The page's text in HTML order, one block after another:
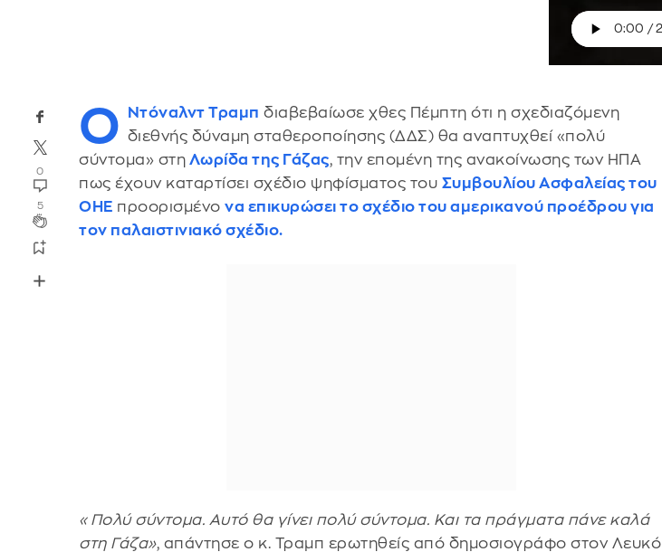
0
5
Ο Ντόναλντ Τραμπ διαβεβαίωσε χθες Πέμπτη ότι η σχεδιαζόμενη
διεθνής δύναμη σταθεροποίησης (ΔΔΣ) θα αναπτυχθεί «πολύ
σύντομα» στη Λωρίδα της Γάζας, την επομένη της ανακοίνωσης των ΗΠΑ
πως έχουν καταρτίσει σχέδιο ψηφίσματος του Συμβουλίου Ασφαλείας του
ΟΗΕ προορισμένονα επικυρώσει το σχέδιο του αμερικανού προέδρου για
τον παλαιστινιακό σχέδιο.
«Πολύ σύντομα. Αυτό θα γίνει πολύ σύντομα. Και τα πράγματα πάνε καλά
στη Γάζα», απάντησε ο κ. Τραμπ ερωτηθείς από δημοσιογράφο στον Λευκό